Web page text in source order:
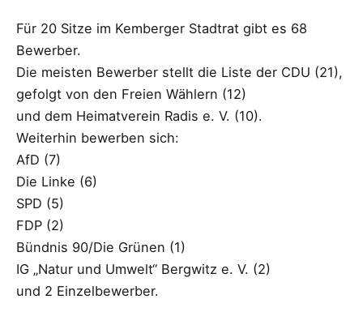
Für 20 Sitze im Kemberger Stadtrat gibt es 68
Bewerber.
Die meisten Bewerber stellt die Liste der CDU (21),
gefolgt von den Freien Wählern (12)
und dem Heimatverein Radis e. V. (10).
Weiterhin bewerben sich:
AfD (7)
Die Linke (6)
SPD (5)
FDP (2)
Bündnis 90/Die Grünen (1)
IG „Natur und Umwelt“ Bergwitz e. V. (2)
und 2 Einzelbewerber.